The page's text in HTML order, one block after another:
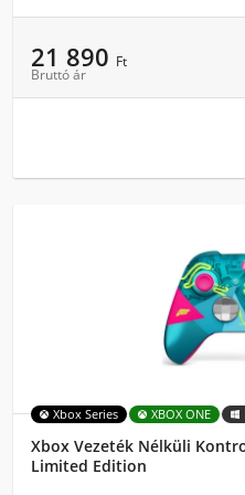
21 890 Ft
Bruttó ár
Xbox Series XBOX ONE
Xbox Vezeték Nélküli
Limited Edition